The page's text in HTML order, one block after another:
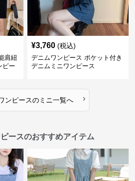
肩紐
ピー
¥3,760 (税込)
デニムワンピース ポケット付き
デニムミニワンピース
ンピースのミニ一覧へ ›
ースのおすすめアイテム